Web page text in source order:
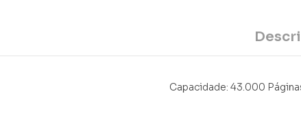
Capacidade: 43.000